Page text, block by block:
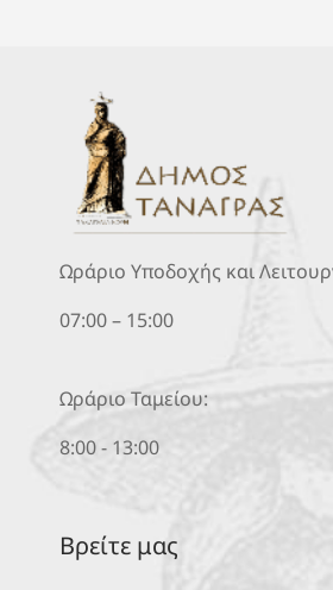
Ωράριο Υποδοχής και
07:00 – 15:00
Ωράριο Ταμείου:
8:00 - 13:00
Βρείτε μας